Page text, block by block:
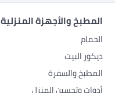
المطبخ والأجهزة المنزلية
الحمام
ديكور البيت
المطبخ والسفرة
أدوات وتحسين المنزل